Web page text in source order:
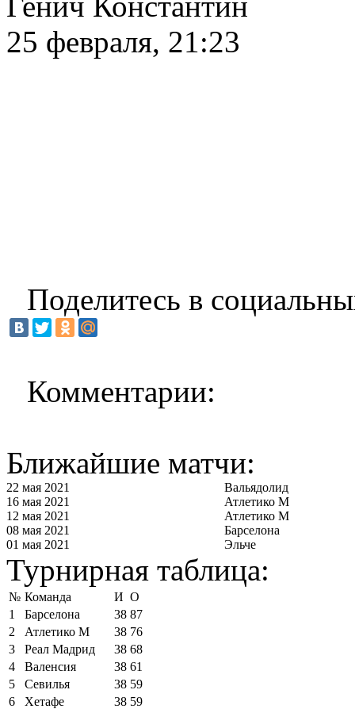
25 февраля, 21:23
Поделитесь в
Комментарии:
Ближайшие матчи:
22 мая 2021
Вальядолид
16 мая 2021
Атлетико М
12 мая 2021
Атлетико М
08 мая 2021
Барселона
01 мая 2021
Эльче
Турнирная таблица:
№ Команда И О
1
Барселона 38 87
2
Атлетико М 38 76
3
Реал Мадрид 38 68
4
Валенсия 38 61
5
Севилья 38 59
6
Хетафе 38 59